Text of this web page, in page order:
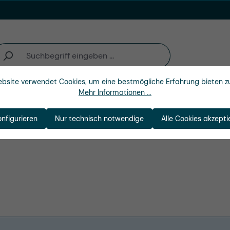
Unternehmen
verwendet Cookies, um eine bestmögliche Erfahrung bieten
Mehr Informationen ...
Nur technisch notwendige Alle Cookies